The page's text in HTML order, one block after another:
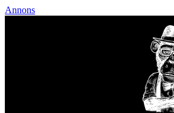
Annons